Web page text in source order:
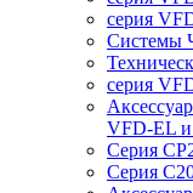
серия
Системы
серия
VFD-EL
Серия
Серия